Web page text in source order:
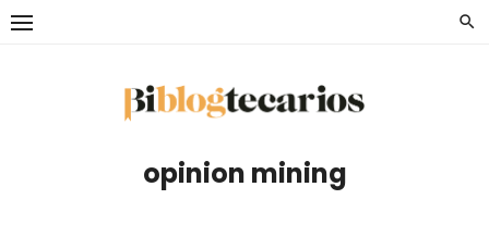
Saltar
opinion mining